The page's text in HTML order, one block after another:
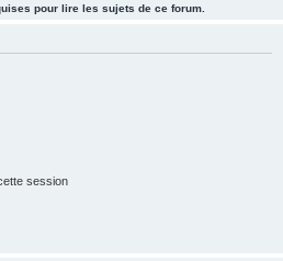
pour lire les sujets de ce forum.
session